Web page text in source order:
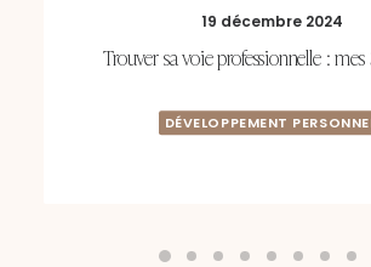
19 décembre 2024
Trouver sa voie professionnelle :
DÉVELOPPEMENT